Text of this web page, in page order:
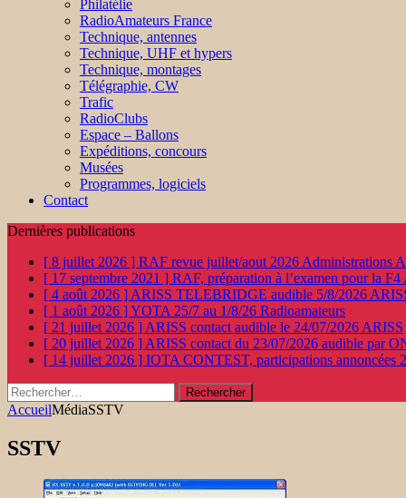
Philatélie
RadioAmateurs France
Technique, antennes
Technique, UHF et hypers
Technique, montages
Télégraphie, CW
Trafic
RadioClubs
Espace – Ballons
Expéditions, concours
Musées
Programmes, logiciels
Contact
Dernières publications
[ 8 juillet 2026 ] RAF revue juillet/aout 2026 Administrations
[ 17 septembre 2021 ] RAF, préparation à l’examen pour la F4
[ 4 août 2026 ] ARISS TELEBRIDGE audible 5/8/2026
[ 1 août 2026 ]YOTA 25/7 au 1/8/26 Radioamateurs
[ 21 juillet 2026 ] ARISS contact audible le 24/07/2026 ARISS
[ 20 juillet 2026 ] ARISS contact du 23/07/2026 audible par
[ 14 juillet 2026 ] IOTA CONTEST, participations annoncées
Rechercher :
AccueilMédiaSSTV
SSTV